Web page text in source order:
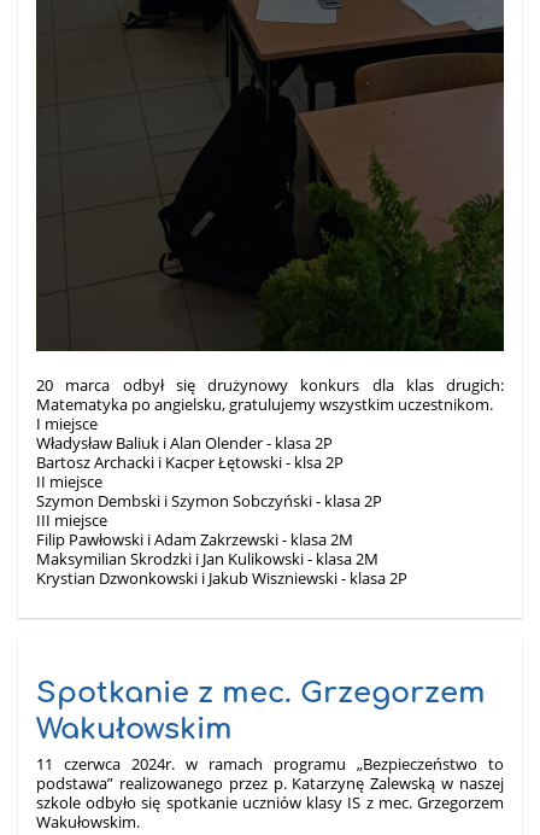
20 marca odbył się drużynowy konkurs dla klas drugich:
Matematyka po angielsku, gratulujemy wszystkim uczestnikom.
I miejsce
Władysław Baliuk i Alan Olender - klasa 2P
Bartosz Archacki i Kacper Łętowski - klsa 2P
II miejsce
Szymon Dembski i Szymon Sobczyński - klasa 2P
III miejsce
Filip Pawłowski i Adam Zakrzewski - klasa 2M
Maksymilian Skrodzki i Jan Kulikowski - klasa 2M
Krystian Dzwonkowski i Jakub Wiszniewski - klasa 2P
Spotkanie z mec. Grzegorzem
Wakułowskim
11 czerwca 2024r. w ramach programu „Bezpieczeństwo to
podstawa” realizowanego przez p. Katarzynę Zalewską w naszej
szkole odbyło się spotkanie uczniów klasy IS z mec. Grzegorzem
Wakułowskim.